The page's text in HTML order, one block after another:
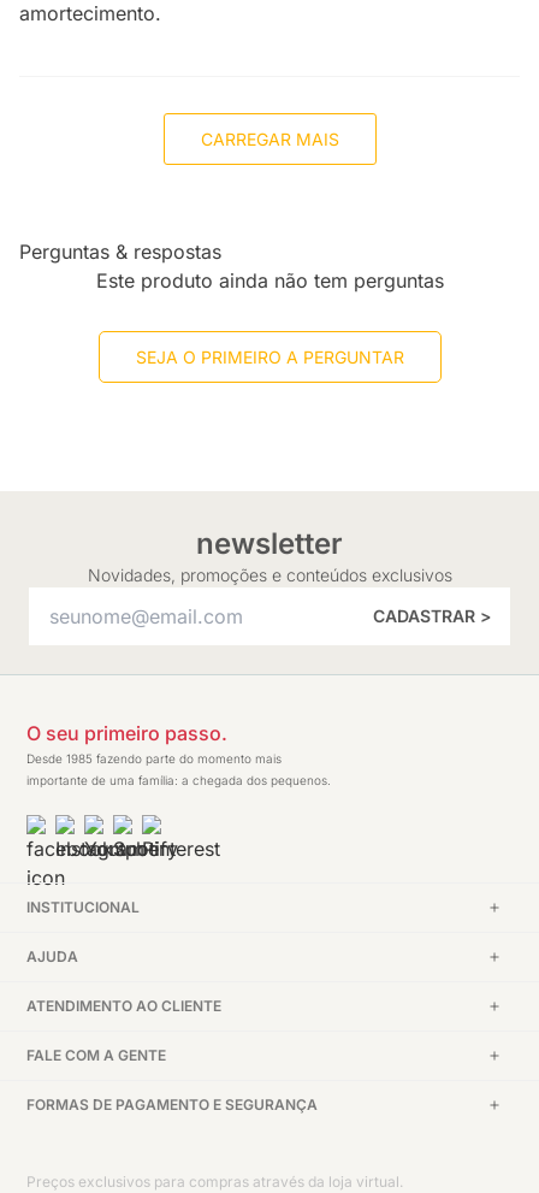
amortecimento.
CARREGAR MAIS
Perguntas & respostas
Este produto ainda não tem perguntas
SEJA O PRIMEIRO A PERGUNTAR
newsletter
Novidades, promoções e conteúdos exclusivos
CADASTRAR >
O seu primeiro passo.
Desde 1985 fazendo parte do momento mais
importante de uma família: a chegada dos pequenos.
INSTITUCIONAL
AJUDA
ATENDIMENTO AO CLIENTE
FALE COM A GENTE
FORMAS DE PAGAMENTO E SEGURANÇA
Preços exclusivos para compras através da loja virtual.